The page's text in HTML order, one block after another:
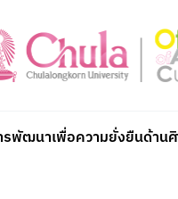
รพัฒนาเพื่อความยั่งยืนด้าน